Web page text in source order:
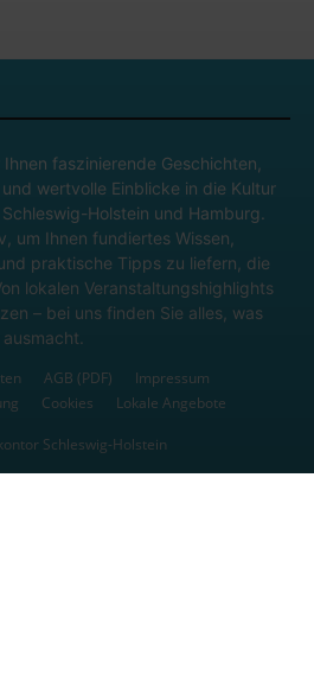
faszinierende Geschichten,
wertvolle Einblicke in die Kultur
Holstein und Hamburg.
um Ihnen fundiertes Wissen,
praktische Tipps zu liefern, die
lokalen Veranstaltungshighlights
– bei uns finden Sie alles, was
AGB (PDF)
Impressum
Cookies Lokale Angebote
Schleswig-Holstein